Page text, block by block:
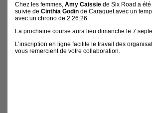
Chez les femmes, Amy Caissie de Six Road a
suivie de Cinthia Godin de Caraquet avec un
avec un chrono de 2:26:26
La prochaine course aura lieu dimanche le 7
L’inscription en ligne facilite le travail des
vous remercient de votre collaboration.